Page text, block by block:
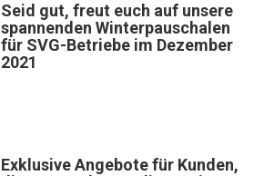
Seid gut, freut euch auf unsere
spannenden Winterpauschalen
für SVG-Betriebe im Dezember
2021
Exklusive Angebote für Kunden,